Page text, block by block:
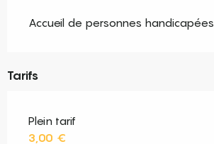
Accueil de personnes handicapées
Tarifs
Plein tarif
3,00 €